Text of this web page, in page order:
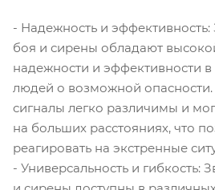
- Надежность и
боя и сирены обладают
надежности и эффективности
людей о возможной
сигналы легко различимы и
на больших расстояниях, что
реагировать на экстренные
- Универсальность и гибкость: